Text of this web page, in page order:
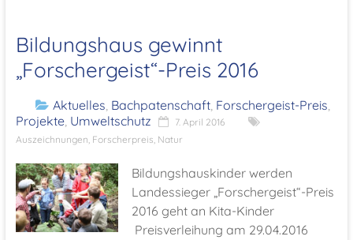
Bildungshaus gewinnt
„Forschergeist“-Preis 2016
Aktuelles, Bachpatenschaft, Forschergeist-Preis,
Projekte, Umweltschutz
7. April 2016
Auszeichnungen, Forscherpreis, Natur
Bildungshauskinder werden
Landessieger „Forschergeist“-Preis
2016 geht an Kita-Kinder
Preisverleihung am 29.04.2016